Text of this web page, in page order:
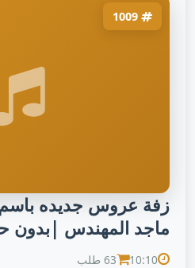
زفة عروس جديده باسم
ماجد المهندس |بدون
10:10 63 طلب